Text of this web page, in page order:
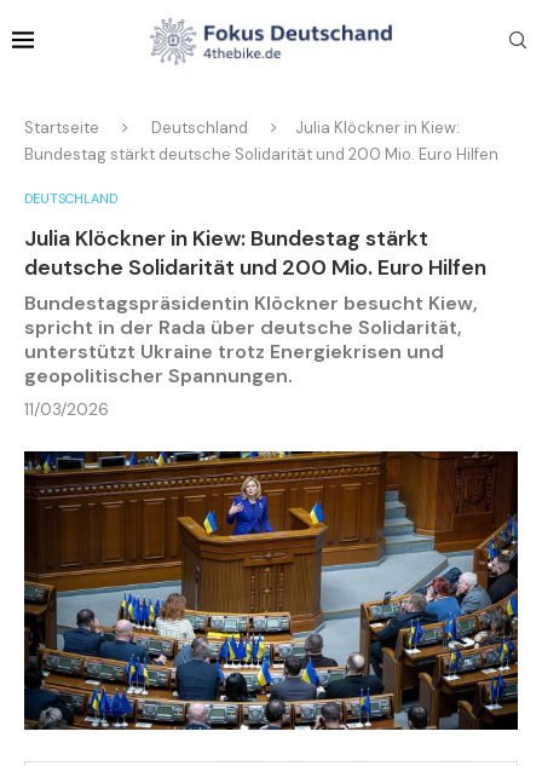
Startseite Deutschland
Julia Klöckner in Kiew:
Bundestag stärkt deutsche Solidarität und 200 Mio. Euro Hilfen
DEUTSCHLAND
Julia Klöckner in Kiew: Bundestag stärkt
deutsche Solidarität und 200 Mio. Euro Hilfen
Bundestagspräsidentin Klöckner besucht Kiew,
spricht in der Rada über deutsche Solidarität,
unterstützt Ukraine trotz Energiekrisen und
geopolitischer Spannungen.
11/03/2026